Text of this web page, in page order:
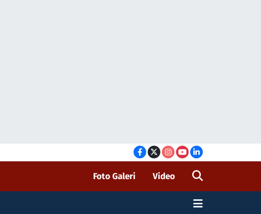
Foto Galeri Video